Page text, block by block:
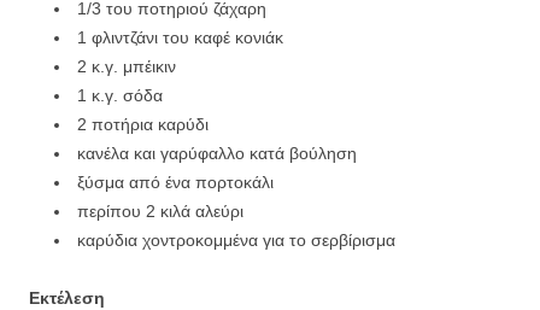
1/3 του ποτηριού ζάχαρη
1 φλιντζάνι του καφέ κονιάκ
2 κ.γ. μπέικιν
1 κ.γ. σόδα
2 ποτήρια καρύδι
κανέλα και γαρύφαλλο κατά βούληση
ξύσμα από ένα πορτοκάλι
περίπου 2 κιλά αλεύρι
καρύδια χοντροκομμένα για το σερβίρισμα
Εκτέλεση